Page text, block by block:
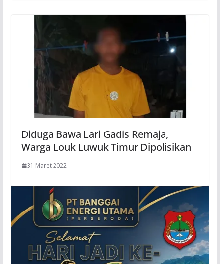
Diduga Bawa Lari Gadis Remaja,
Warga Louk Luwuk Timur Dipolisikan
31 Maret 2022